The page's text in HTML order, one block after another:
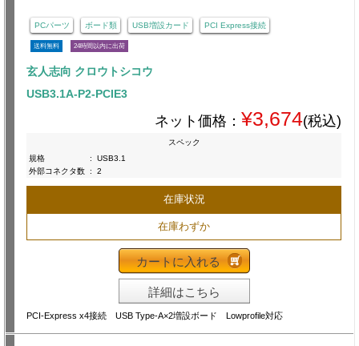
PCパーツ ボード類 USB増設カード PCI Express接続
送料無料 24時間以内に出荷
玄人志向 クロウトシコウ
USB3.1A-P2-PCIE3
ネット価格： ¥3,674(税込)
スペック
規格
:
USB3.1
外部コネクタ数 : 2
在庫状況
在庫わずか
カートに入れる
詳細はこちら
PCI-Express x4接続 USB Type-A×2増設ボード Lowprofile対応